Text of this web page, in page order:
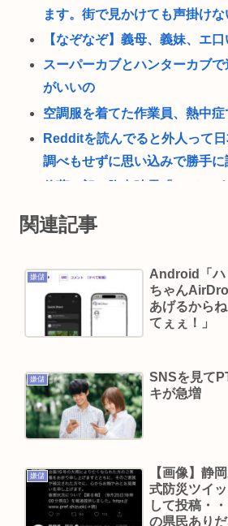
ます。街で見かけても声掛けな
【なぞなぞ】義母、義妹、エ口
スーパーカブとハンターカブ
がいいの
空調服を着てた作業員、熱中症
Redditを読んでると外人って
調べもせずに思い込みで勝手
さ」
11）について知っていること
NHKさん、女がいかにイージ
やすく放映してしまうwww
れるほど許されてしまう
愛知県最強のスーパー、満場一
ジャンポケ斎藤、懲役7年求刑
マチアプ女と会ってきたんや
も隠してたんやが
5人産んだ辻希美 2人に病気が
関連記事
嫌儲
Android「
ちゃん
あげるから
てぇぇ！」
嫌儲
SNSを見て
キが急増
嫌儲
【画像】静
式防災ツイ
して投稿・
の県民あり